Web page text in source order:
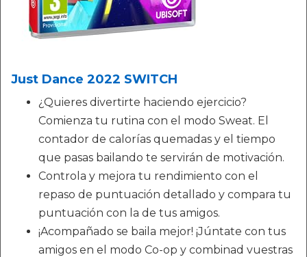
Just Dance 2022 SWITCH
¿Quieres divertirte haciendo ejercicio?
Comienza tu rutina con el modo Sweat. El
contador de calorías quemadas y el tiempo
que pasas bailando te servirán de motivación.
Controla y mejora tu rendimiento con el
repaso de puntuación detallado y compara tu
puntuación con la de tus amigos.
¡Acompañado se baila mejor! ¡Júntate con tus
amigos en el modo Co-op y combinad vuestras